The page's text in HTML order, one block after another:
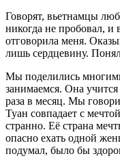
Говорят, вьетнамцы
никогда не пробовал, и
отговорила меня.
лишь сердцевину.
Мы поделились
занимаемся. Она
раза в месяц. Мы
Туан совпадает с
странно. Её страна
опасно ехать одной
подумал, было бы